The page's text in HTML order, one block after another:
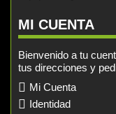
MI CUENTA
Bienvenido a tu
tus direcciones y
Mi Cuenta
Identidad